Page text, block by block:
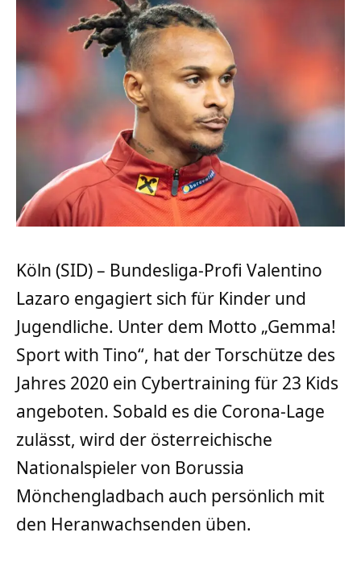
Köln (SID) – Bundesliga-Profi Valentino
Lazaro engagiert sich für Kinder und
Jugendliche. Unter dem Motto „Gemma!
Sport with Tino“, hat der Torschütze des
Jahres 2020 ein Cybertraining für 23 Kids
angeboten. Sobald es die Corona-Lage
zulässt, wird der österreichische
Nationalspieler von Borussia
Mönchengladbach auch persönlich mit
den Heranwachsenden üben.